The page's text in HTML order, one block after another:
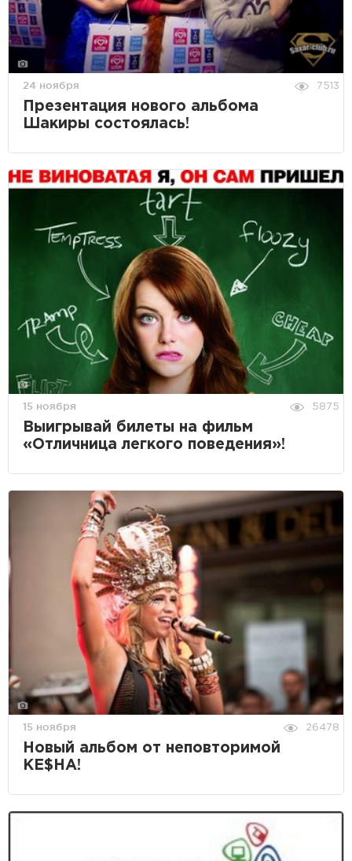
24 ноября 7513
Презентация нового альбома
Шакиры состоялась!
15 ноября 5875
Выигрывай билеты на фильм
«Отличница легкого поведения»!
15 ноября 26478
Новый альбом от неповторимой
KE$HA!